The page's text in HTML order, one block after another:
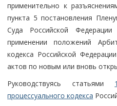
применительно к
пункта 5 постановления
Суда Российской
применении положений
кодекса Российской
актов по новым или вновь
Руководствуясь статьями
процессуального кодекса